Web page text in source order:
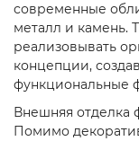
современные
металл и камень.
реализовывать
концепции,
функциональные
Внешняя отделка
Помимо